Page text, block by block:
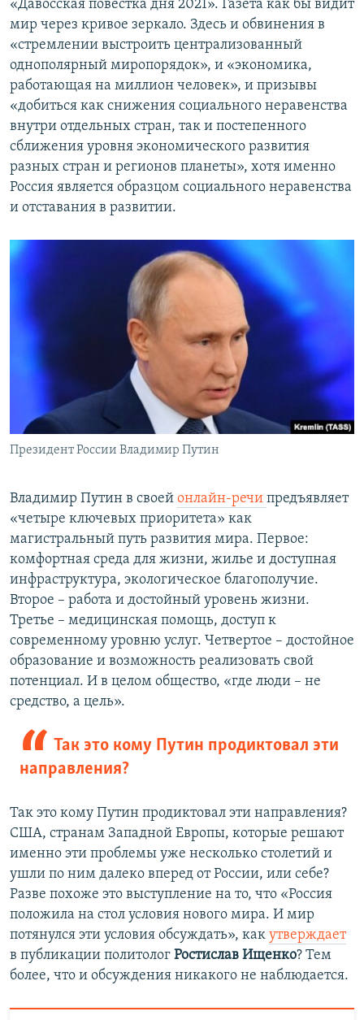
«Давосская повестка дня 2021». Газета как бы видит
мир через кривое зеркало. Здесь и обвинения в
«стремлении выстроить централизованный
однополярный миропорядок», и «экономика,
работающая на миллион человек», и призывы
«добиться как снижения социального неравенства
внутри отдельных стран, так и постепенного
сближения уровня экономического развития
разных стран и регионов планеты», хотя именно
Россия является образцом социального неравенства
и отставания в развитии.
Президент России Владимир Путин
Владимир Путин в своей онлайн-речи предъявляет
«четыре ключевых приоритета» как
магистральный путь развития мира. Первое:
комфортная среда для жизни, жилье и доступная
инфраструктура, экологическое благополучие.
Второе – работа и достойный уровень жизни.
Третье – медицинская помощь, доступ к
современному уровню услуг. Четвертое – достойное
образование и возможность реализовать свой
потенциал. И в целом общество, «где люди – не
средство, а цель».
Так это кому Путин продиктовал эти
направления?
Так это кому Путин продиктовал эти направления?
США, странам Западной Европы, которые решают
именно эти проблемы уже несколько столетий и
ушли по ним далеко вперед от России, или себе?
Разве похоже это выступление на то, что «Россия
положила на стол условия нового мира. И мир
потянулся эти условия обсуждать», как утверждает
в публикации политолог Ростислав Ищенко? Тем
более, что и обсуждения никакого не наблюдается.